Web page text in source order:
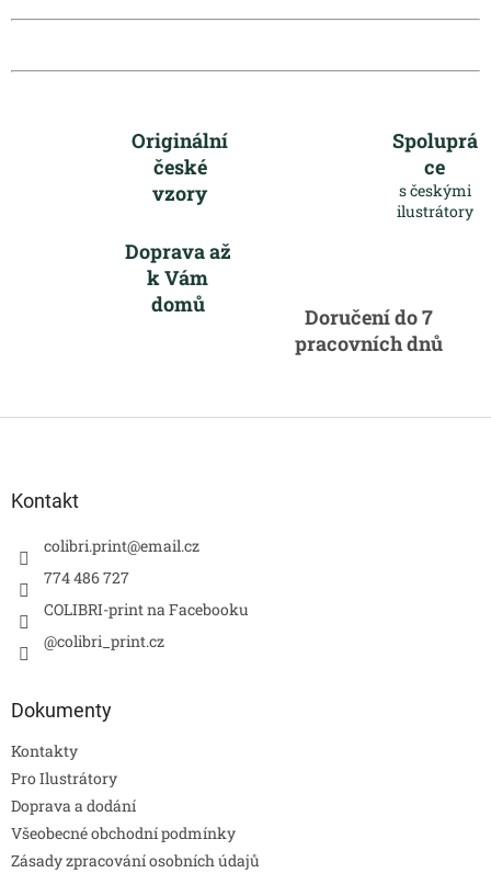
Originální
české
vzory
Spoluprá
ce
s českými
ilustrátory
Doprava až
k Vám
domů
Doručení do 7
pracovních dnů
Kontakt
colibri.print@email.cz
774 486 727
COLIBRI-print na Facebooku
@colibri_print.cz
Dokumenty
Kontakty
Pro Ilustrátory
Doprava a dodání
Všeobecné obchodní podmínky
Zásady zpracování osobních údajů